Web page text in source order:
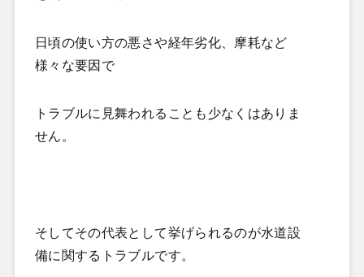
日頃の使い方の悪さや経年劣化、摩耗など
様々な要因で
トラブルに見舞われることも少なくはありま
せん。
そしてその代表として挙げられるのが水道設
備に関するトラブルです。